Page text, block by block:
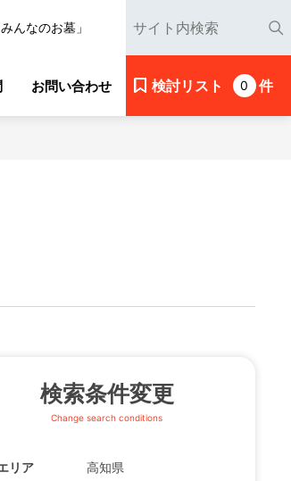
んなのお墓」
お問い合わせ 検討リスト 0 件
検索条件変更
Change search conditions
リア 高知県